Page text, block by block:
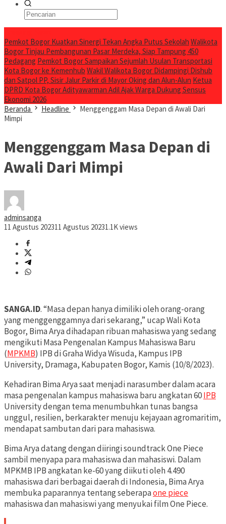
Pemkot Bogor Kuatkan Sinergi Tekan Angka Putus Sekolah Walikota
Bogor Tinjau Pembangunan Pasar Merdeka, Siap Tampung 450
Pedagang Pemkot Bogor Sampaikan Sejumlah Usulan Transportasi
Kota Bogor ke Kemenhub Wakil Walikota Bogor Didampingi Dishub
dan Satpol PP, Sisir Jalur Parkir di Mayor Oking dan Alun-Alun Ketua
DPRD Kota Bogor Adityawarman Adil Ajak Warga Dukung Sensus
Ekonomi 2026
Beranda
Headline
Menggenggam Masa Depan di Awali Dari
Mimpi
Menggenggam Masa Depan di
Awali Dari Mimpi
adminsanga
11 Agustus 202311 Agustus 20231.1K views
SANGA.ID. “Masa depan hanya dimiliki oleh orang-orang
yang menggenggamnya dari sekarang,” ucap Wali Kota
Bogor, Bima Arya dihadapan ribuan mahasiswa yang sedang
mengikuti Masa Pengenalan Kampus Mahasiswa Baru
(MPKMB) IPB di Graha Widya Wisuda, Kampus IPB
University, Dramaga, Kabupaten Bogor, Kamis (10/8/2023).
Kehadiran Bima Arya saat menjadi narasumber dalam acara
masa pengenalan kampus mahasiswa baru angkatan 60IPB
University dengan tema menumbuhkan tunas bangsa
unggul, resilien, berkarakter menuju kejayaan agromaritim,
mendapat sambutan dari para mahasiswa.
Bima Arya datang dengan diiringi soundtrack One Piece
sambil menyapa para mahasiswa dan mahasiswi. Dalam
MPKMB IPB angkatan ke-60 yang diikuti oleh 4.490
mahasiswa dari berbagai daerah di Indonesia, Bima Arya
membuka paparannya tentang seberapaone piece
mahasiswa dan mahasiswi yang menyukai film One Piece.